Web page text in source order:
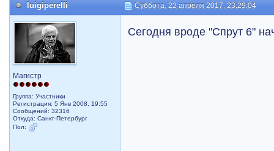
luigiperelli Суббота, 22 апреля 2017, 23:29:04
Магистр
Группа: Участники
Регистрация: 5 Янв 2008, 19:55
Сообщений: 32316
Откуда: Санкт-Петербург
Пол:
Сегодня вроде "Спрут 6"